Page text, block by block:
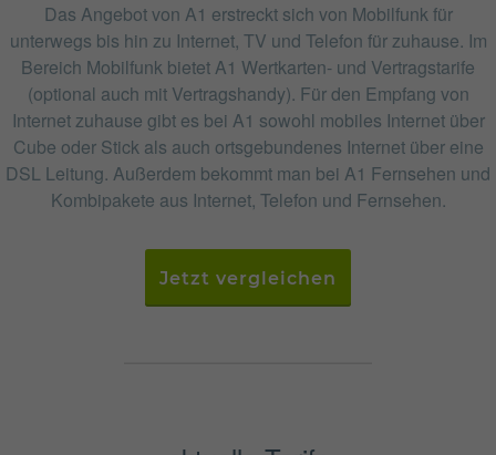
Das Angebot von A1 erstreckt sich von Mobilfunk für
unterwegs bis hin zu Internet, TV und Telefon für zuhause. Im
Bereich Mobilfunk bietet A1 Wertkarten- und Vertragstarife
(optional auch mit Vertragshandy). Für den Empfang von
Internet zuhause gibt es bei A1 sowohl mobiles Internet über
Cube oder Stick als auch ortsgebundenes Internet über eine
DSL Leitung. Außerdem bekommt man bei A1 Fernsehen und
Kombipakete aus Internet, Telefon und Fernsehen.
Jetzt vergleichen